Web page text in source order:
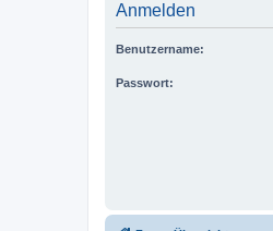
Anmelden
Benutzername:
Passwort: